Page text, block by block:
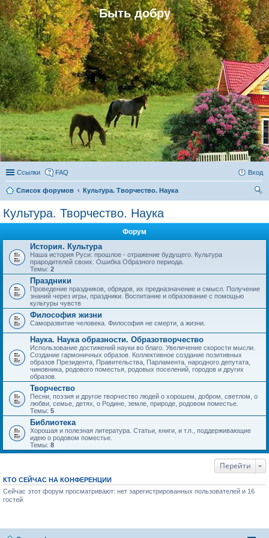
Быть добру
Ссылки FAQ Вход
Список форумов
Культура. Творчество. Наука
Культура. Творчество. Наука
Форум
История. Культура
Наша история Руси: прошлое - отражение будущего. Культура
прародителей своих. Ошибка Образного периода.
Темы: 2
Праздники
Проведение праздников, обрядов, их предназначение и смысл. Получение
знаний через игры, праздники. Воспитание и образование с помощью
культуры чувств
Философия жизни
Саморазвитие человека. Философия не смерти, а жизни.
Наука. Наука образности. Образотворчество
Использование достижений науки во благо. Увеличение скорости мысли.
Создание гармоничных образов. Коллективное создание позитивных
образов Президента, Правительства, Парламента, народного депутата,
чиновника, родового поместья, родовых поселений, городов и других
образов.
Творчество
Песни, поэзия и другое творчество людей о хорошем, добром, светлом, о
любви, семье, детях, о Родине, земле, природе, родовом поместье.
Темы: 5
Библиотека
Хорошая и полезная литература. Статьи, книги, и т.п., поддерживающие
идею о родовом поместье.
Темы: 8
Перейти
КТО СЕЙЧАС НА КОНФЕРЕНЦИИ
Сейчас этот форум просматривают: нет зарегистрированных пользователей и 16
гостей